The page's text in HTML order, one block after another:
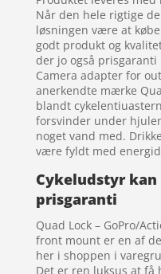
Når den hele rigtige
løsningen være at
godt produkt og
der jo også prisgaranti
Camera adapter for
anerkendte mærke
blandt
forsvinder under
noget vand med.
være fyldt med
Cykeludstyr
prisgaranti
Quad Lock – GoPro/
front mount er en af
her i shoppen i
Det er ren luksus at få